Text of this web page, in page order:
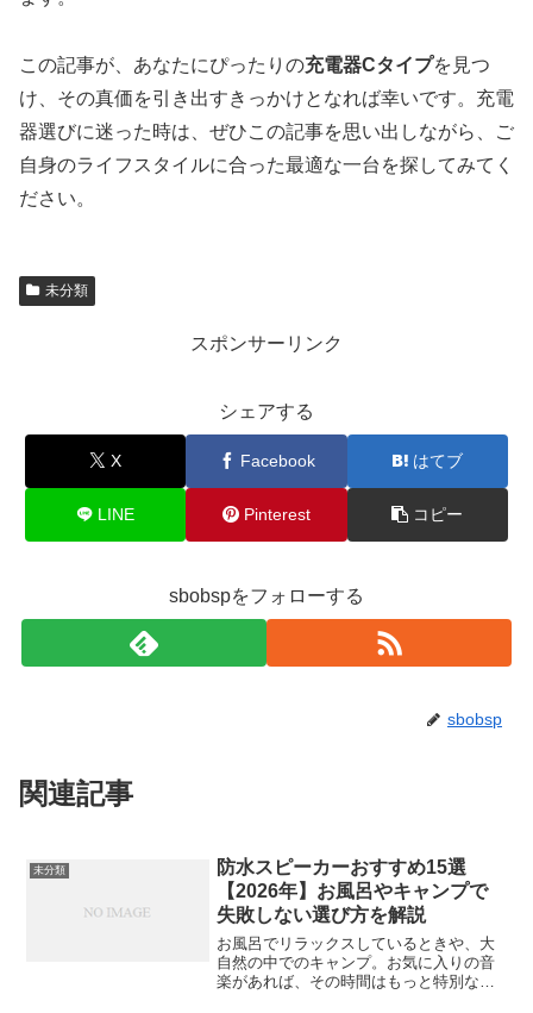
この記事が、あなたにぴったりの充電器Cタイプを見つ
け、その真価を引き出すきっかけとなれば幸いです。充電
器選びに迷った時は、ぜひこの記事を思い出しながら、ご
自身のライフスタイルに合った最適な一台を探してみてく
ださい。
未分類
スポンサーリンク
シェアする
X Facebook はてブ
LINE Pinterest コピー
sbobspをフォローする
sbobsp
関連記事
未分類
防水スピーカーおすすめ15選
【2026年】お風呂やキャンプで
失敗しない選び方を解説
お風呂でリラックスしているときや、大
自然の中でのキャンプ。お気に入りの音
楽があれば、その時間はもっと特別なも